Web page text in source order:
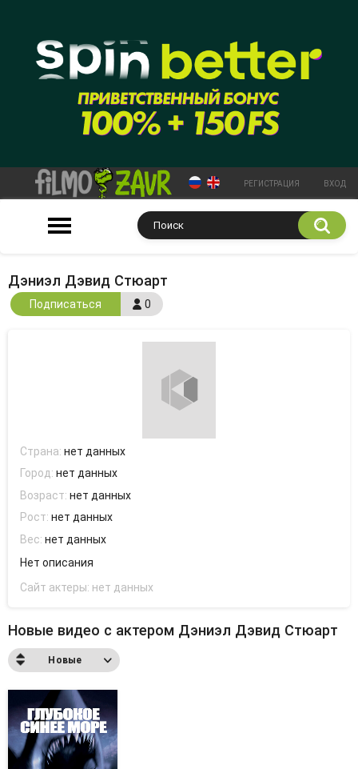
РЕГИСТРАЦИЯ ВХОД
Дэниэл Дэвид Стюарт
0
Подписаться
Страна:нет данных
Город:нет данных
Возраст:нет данных
Рост:нет данных
Вес:нет данных
Нет описания
Сайт актеры: нет данных
Новые видео с актером Дэниэл Дэвид Стюарт
Новые